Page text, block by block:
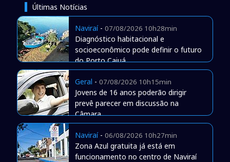
Últimas Notícias
Naviraí- 07/08/2026 10h28min
Diagnóstico habitacional e
socioeconômico pode definir o futuro
do Porto Caiuá
Geral - 07/08/2026 10h15min
Jovens de 16 anos poderão dirigir
prevê parecer em discussão na
Câmara
Naviraí- 06/08/2026 10h27min
Zona Azul gratuita já está em
funcionamento no centro de Naviraí